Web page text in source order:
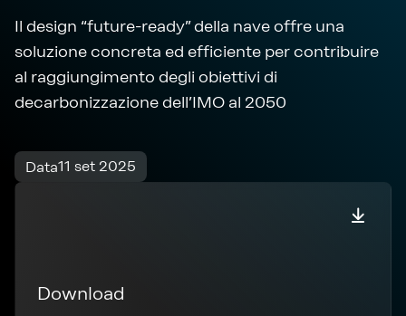
Il design “future-ready” della nave offre una
soluzione concreta ed efficiente per contribuire
al raggiungimento degli obiettivi di
decarbonizzazione dell’IMO al 2050
Data11 set 2025
Download